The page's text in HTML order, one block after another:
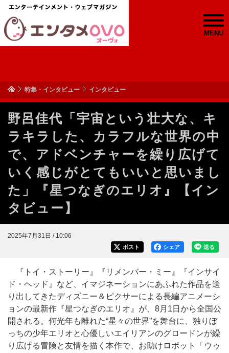
MENU
特集・インタビュー インタビュー
野呂佳代「宇宙という壮大な、キ
ラキラした、カラフルな世界の中
で、アドベンチャーを繰り広げて
いく感じがとてもいいと思いまし
た」『星つなぎのエリオ』【イン
タビュー】
2025年7月31日 / 10:06
送る
シェア
ポスト
『トイ・ストーリー』『リメンバー・ミー』『インサイ
ド・ヘッド』など、イマジネーションにあふれた作品を送
り出してきたディズニー＆ピクサーによる長編アニメーシ
ョンの最新作『星つなぎのエリオ』が、8月1日から全国公
開される。何光年も離れた“星々の世界”を舞台に、独りぼ
っちの少年エリオと心優しいエイリアンのグロードンが繰
り広げる冒険と友情を描く本作で、お助けロボット「ウゥ